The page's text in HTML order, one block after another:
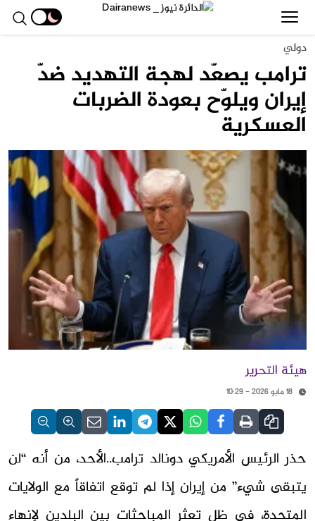
دولي
ترامب يصعّد لهجة التهديد ضدّ
إيران ويلوّح بعودة الضربات
العسكرية
هيئة التحرير
18 مايو 2026 - 10:29
حذر الرئيس الأمريكي دونالد ترامب..الأحد، من أنه “لن
يتبقى شيء” من إيران إذا لم توقع اتفاقاً مع الولايات
المتحدة، في ظل تعثر المباحثات بين البلدين لإنهاء